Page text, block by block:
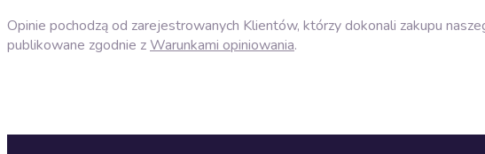
Opinie pochodzą od zarejestrowanych Klientów, którzy dokonali zakupu
publikowane zgodnie zWarunkami opiniowania.